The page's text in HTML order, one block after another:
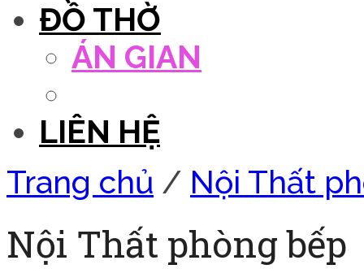
ĐỒ THỜ
ÁN GIAN
LIÊN HỆ
Trang chủ / Nội Thất
Nội Thất phòng bếp